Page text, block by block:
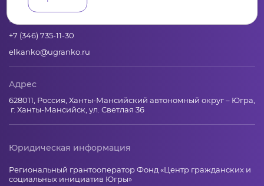
Контакты
+7 (346) 735-11-30
elkanko@ugranko.ru
Адрес
628011, Россия, Ханты-Мансийский автономный округ – Югра,
г. Ханты-Мансийск, ул. Светлая 36
Юридическая информация
Региональный грантооператор Фонд «Центр гражданских и
социальных инициатив Югры»